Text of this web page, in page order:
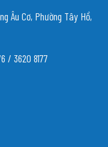
Âu Cơ, Phường Tây Hồ,
/ 3620 8177